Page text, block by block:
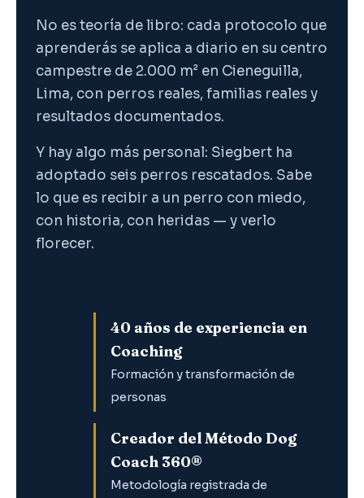
No es teoría de libro: cada protocolo que
aprenderás se aplica a diario en su centro
campestre de 2.000 m² en Cieneguilla,
Lima, con perros reales, familias reales y
resultados documentados.
Y hay algo más personal: Siegbert ha
adoptado seis perros rescatados. Sabe
lo que es recibir a un perro con miedo,
con historia, con heridas — y verlo
florecer.
40 años de experiencia en
Coaching
Formación y transformación de
personas
Creador del Método Dog
Coach 360®
Metodología registrada de